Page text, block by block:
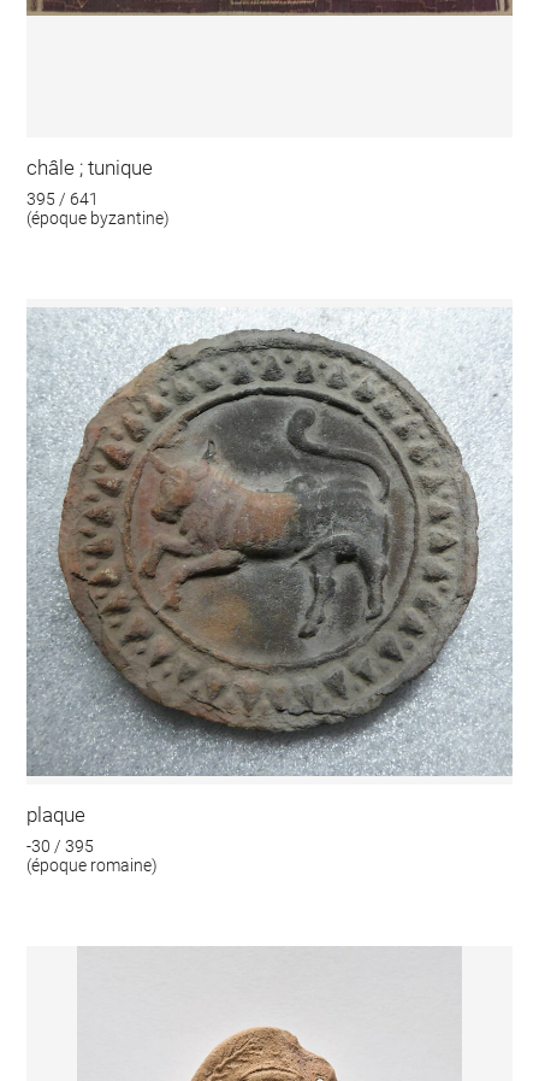
châle ; tunique
395 / 641
(époque byzantine)
plaque
-30 / 395
(époque romaine)